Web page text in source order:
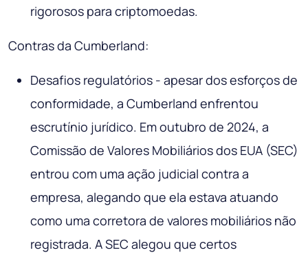
rigorosos para criptomoedas.
Contras da Cumberland:
Desafios regulatórios - apesar dos esforços de
conformidade, a Cumberland enfrentou
escrutínio jurídico. Em outubro de 2024, a
Comissão de Valores Mobiliários dos EUA (SEC)
entrou com uma ação judicial contra a
empresa, alegando que ela estava atuando
como uma corretora de valores mobiliários não
registrada. A SEC alegou que certos